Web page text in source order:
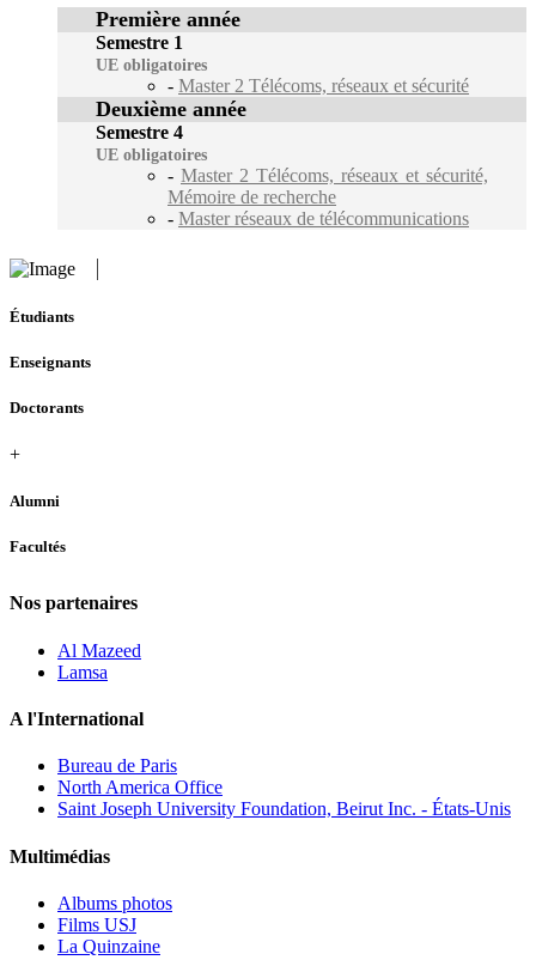
Première année
Semestre 1
UE obligatoires
- Master 2 Télécoms, réseaux et sécurité
Deuxième année
Semestre 4
UE obligatoires
- Master 2 Télécoms, réseaux et sécurité,
Mémoire de recherche
- Master réseaux de télécommunications
Étudiants
Enseignants
Doctorants
+
Alumni
Facultés
Nos partenaires
Al Mazeed
Lamsa
A l'International
Bureau de Paris
North America Office
Saint Joseph University Foundation, Beirut Inc. - États-Unis
Multimédias
Albums photos
Films USJ
La Quinzaine